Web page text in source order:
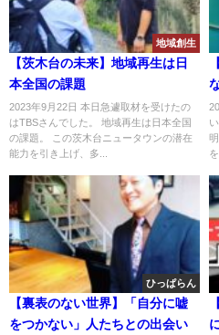
地域創生
【茨木台の未来】地域再生は日
本全国の課題
2023年9月22日 本日急遽取材を受けたの
はTBSさんでした。 地域再生は日本全国
の課題。 この茨木台ニュータウンの潜在
能力を引き上げ、多...
ひっぱらん
【裏表のない世界】「自分に嘘
をつかない」人たちとの出会い